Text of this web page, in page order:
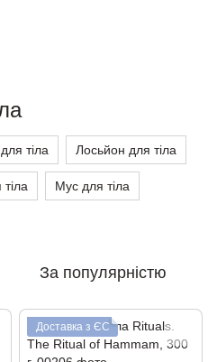
тіла Лосьйон для тіла
Мус для тіла
За популярністю
Доставка з ЄС